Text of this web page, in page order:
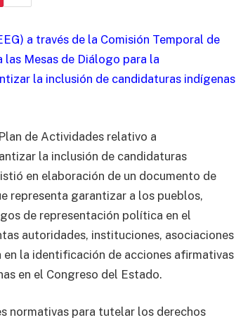
a través de la Comisión Temporal de
Mesas de Diálogo para la
la inclusión de candidaturas indígenas
de Actividades relativo a
la inclusión de candidaturas
en elaboración de un documento de
representa garantizar a los pueblos,
de representación política en el
autoridades, instituciones, asociaciones
la identificación de acciones afirmativas
en el Congreso del Estado.
normativas para tutelar los derechos